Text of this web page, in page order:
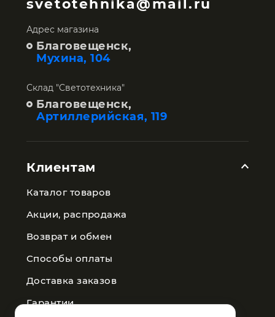
svetotehnika@mail.ru
Адрес магазина
Благовещенск,
Мухина, 104
Склад "Светотехника"
Благовещенск,
Артиллерийская, 119
Клиентам
Каталог товаров
Акции, распродажа
Возврат и обмен
Способы оплаты
Доставка заказов
Гарантии